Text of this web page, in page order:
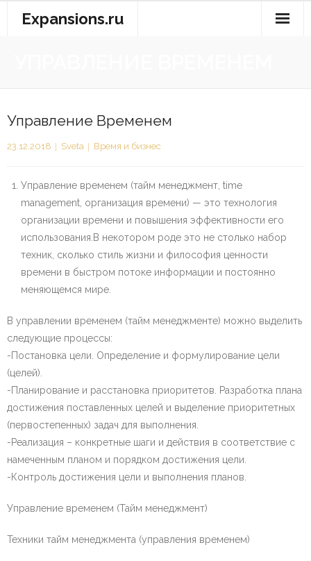
Expansions.ru
Управление Временем
23.12.2018 Sveta Время и бизнес
Управление временем (тайм менеджмент, time
management, организация времени) — это технология
организации времени и повышения эффективности его
использования.В некотором роде это не столько набор
техник, сколько стиль жизни и философия ценности
времени в быстром потоке информации и постоянно
меняющемся мире.
В управлении временем (тайм менеджменте) можно выделить
следующие процессы:
-Постановка цели. Определение и формулирование цели
(целей).
-Планирование и расстановка приоритетов. Разработка плана
достижения поставленных целей и выделение приоритетных
(первостепенных) задач для выполнения.
-Реализация – конкретные шаги и действия в соответствие с
намеченным планом и порядком достижения цели.
-Контроль достижения цели и выполнения планов.
Управление временем (Тайм менеджмент)
Техники тайм менеджмента (управления временем)